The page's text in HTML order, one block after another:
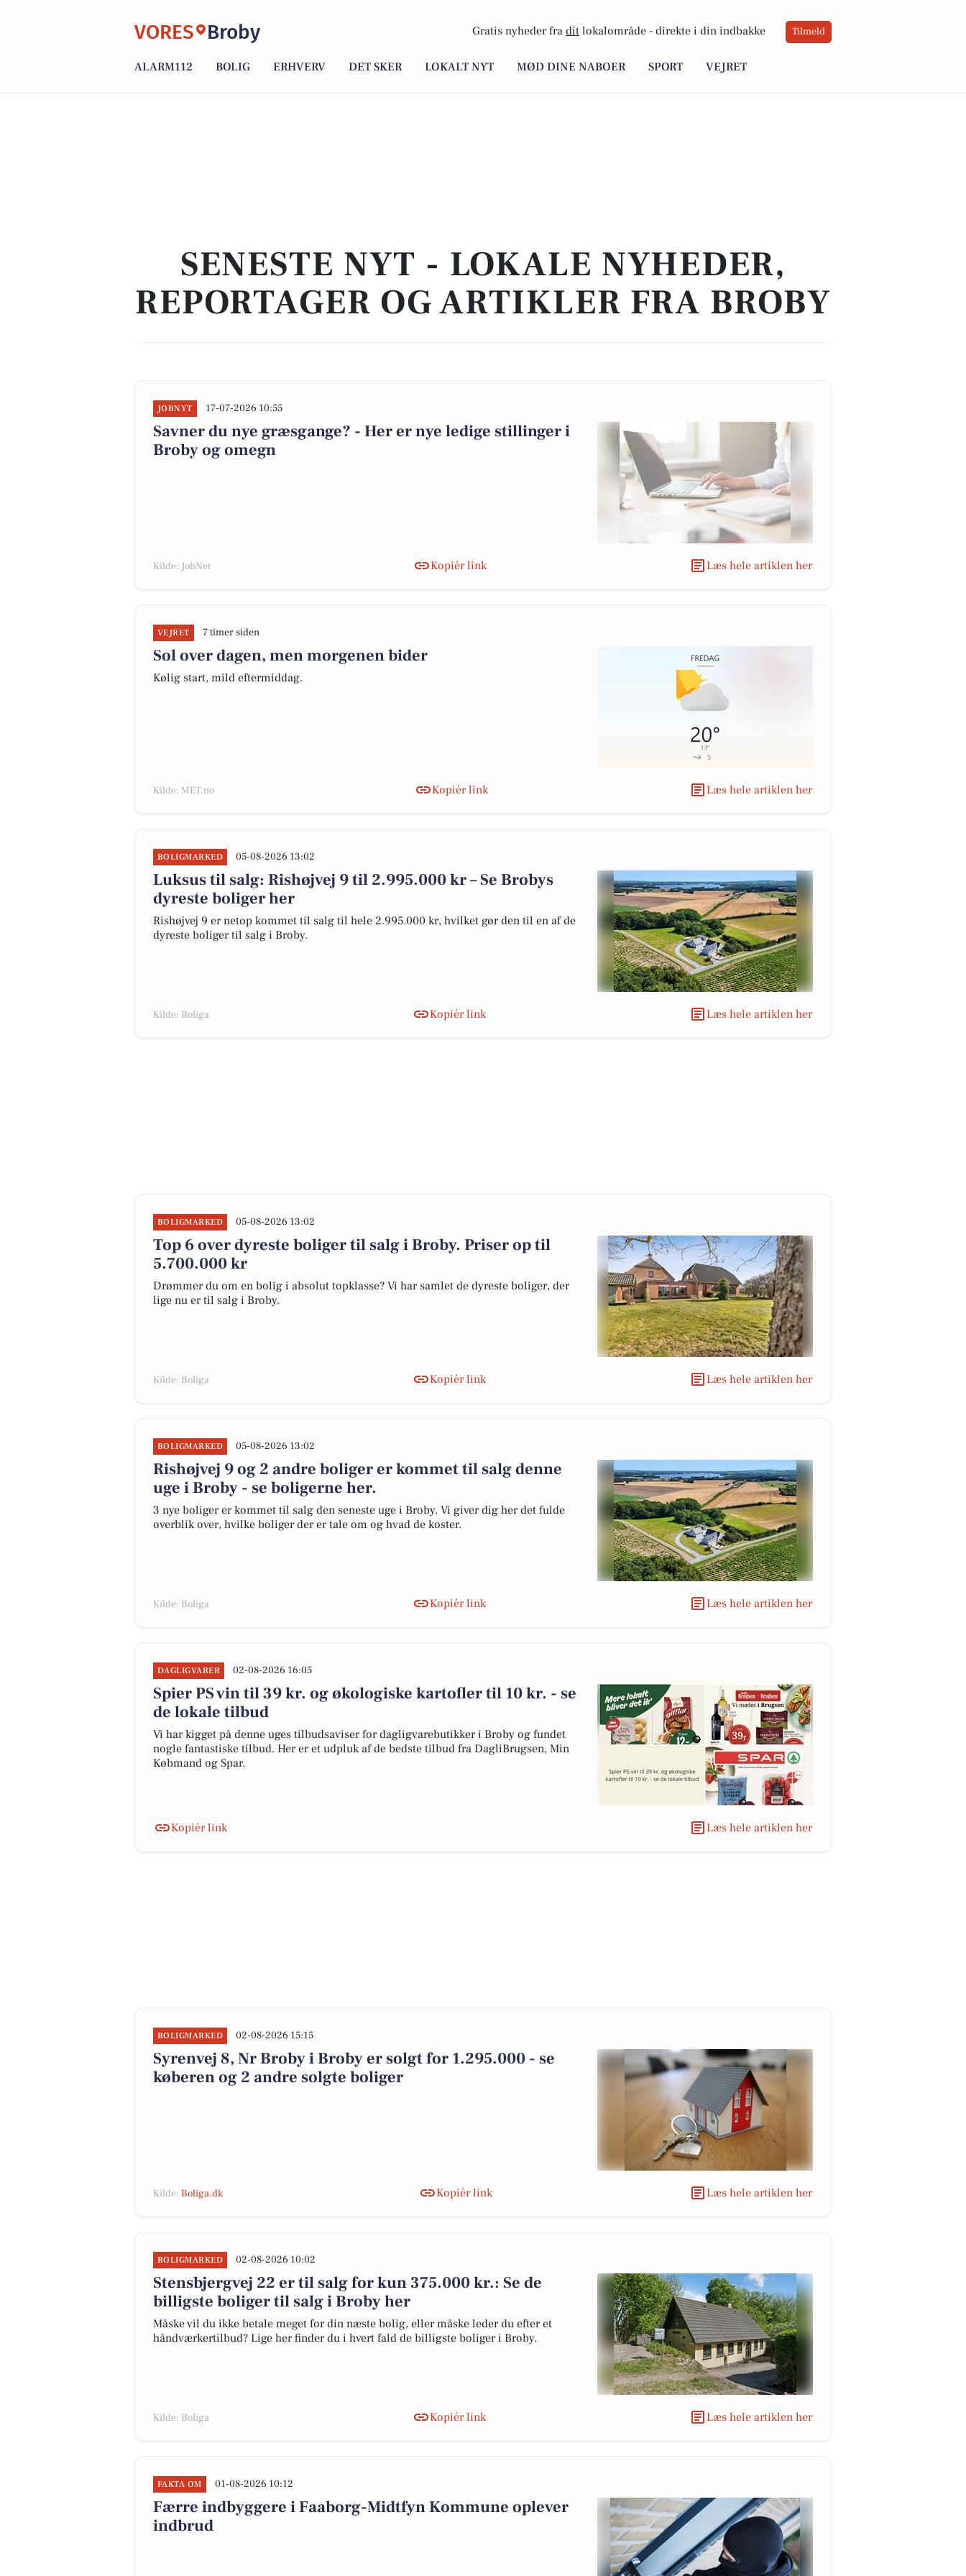
VORES Broby Gratis nyheder fra dit lokalområde - direkte i din indbakke Tilmeld
ALARM112 BOLIG ERHVERV DET SKER LOKALT NYT MØD DINE NABOER SPORT VEJRET
SENESTE NYT - LOKALE NYHEDER,
REPORTAGER OG ARTIKLER FRA BROBY
JOBNYT 17-07-2026 10:55
Savner du nye græsgange? - Her er nye ledige stillinger i
Broby og omegn
Kilde: JobNet Kopiér link Læs hele artiklen her
VEJRET 7 timer siden
Sol over dagen, men morgenen bider
Kølig start, mild eftermiddag.
Kilde: MET.no Kopiér link Læs hele artiklen her
BOLIGMARKED 05-08-2026 13:02
Luksus til salg: Rishøjvej 9 til 2.995.000 kr – Se Brobys
dyreste boliger her
Rishøjvej 9 er netop kommet til salg til hele 2.995.000 kr, hvilket gør den til en af de
dyreste boliger til salg i Broby.
Kilde: Boliga Kopiér link Læs hele artiklen her
BOLIGMARKED 05-08-2026 13:02
Top 6 over dyreste boliger til salg i Broby. Priser op til
5.700.000 kr
Drømmer du om en bolig i absolut topklasse? Vi har samlet de dyreste boliger, der
lige nu er til salg i Broby.
Kilde: Boliga Kopiér link Læs hele artiklen her
BOLIGMARKED 05-08-2026 13:02
Rishøjvej 9 og 2 andre boliger er kommet til salg denne
uge i Broby - se boligerne her.
3 nye boliger er kommet til salg den seneste uge i Broby. Vi giver dig her det fulde
overblik over, hvilke boliger der er tale om og hvad de koster.
Kilde: Boliga Kopiér link Læs hele artiklen her
DAGLIGVARER 02-08-2026 16:05
Spier PS vin til 39 kr. og økologiske kartofler til 10 kr. - se
de lokale tilbud
Vi har kigget på denne uges tilbudsaviser for dagligvarebutikker i Broby og fundet
nogle fantastiske tilbud. Her er et udpluk af de bedste tilbud fra DagliBrugsen, Min
Købmand og Spar.
Kopiér link Læs hele artiklen her
BOLIGMARKED 02-08-2026 15:15
Syrenvej 8, Nr Broby i Broby er solgt for 1.295.000 - se
køberen og 2 andre solgte boliger
Kilde: Boliga.dk Kopiér link Læs hele artiklen her
BOLIGMARKED 02-08-2026 10:02
Stensbjergvej 22 er til salg for kun 375.000 kr.: Se de
billigste boliger til salg i Broby her
Måske vil du ikke betale meget for din næste bolig, eller måske leder du efter et
håndværkertilbud? Lige her finder du i hvert fald de billigste boliger i Broby.
Kilde: Boliga Kopiér link Læs hele artiklen her
FAKTA OM 01-08-2026 10:12
Færre indbyggere i Faaborg-Midtfyn Kommune oplever
indbrud